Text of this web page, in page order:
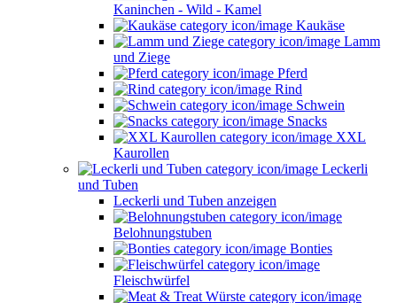
Kaninchen - Wild - Kamel
Kaukäse
Lamm
und Ziege
Pferd
Rind
Schwein
Snacks
XXL
Kaurollen
Leckerli
und Tuben
Leckerli und Tuben anzeigen
Belohnungstuben
Bonties
Fleischwürfel